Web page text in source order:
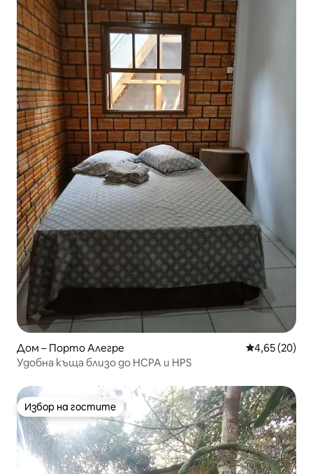
Дом – Порто Алегре Средна
4,65 (20)
Удобна къща близо до HCPA и HPS
Избор на гостите
Избор на гостите